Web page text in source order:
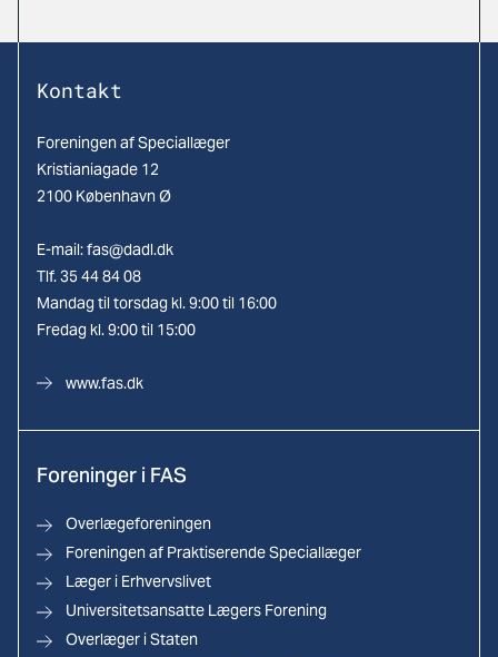
Kontakt
Foreningen af Speciallæger
Kristianiagade 12
2100 København Ø
E-mail:fas@dadl.dk
Tlf. 35 44 84 08
Mandag til torsdag kl. 9:00 til 16:00
Fredag kl. 9:00 til 15:00
www.fas.dk
Foreninger i FAS
Overlægeforeningen
Foreningen af Praktiserende Speciallæger
Læger i Erhvervslivet
Universitetsansatte Lægers Forening
Overlæger i Staten